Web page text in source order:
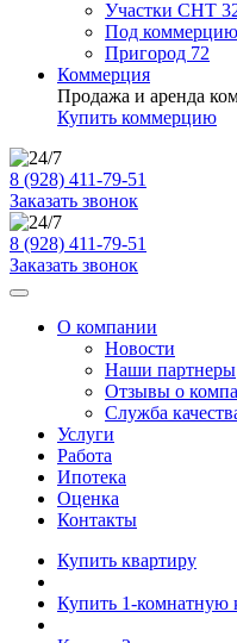
Участки СНТ
Под коммерцию
Пригород 72
Коммерция
Продажа и аренда
Купить коммерцию
8 (928) 411-79-51
Заказать звонок
8 (928) 411-79-51
Заказать звонок
О компании
Новости
Наши партнеры
Отзывы о
Служба
Услуги
Работа
Ипотека
Оценка
Контакты
Купить квартиру
Купить 1-комнатную